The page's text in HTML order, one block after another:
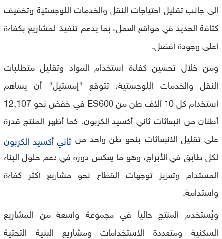
إلى جانب تقليل احتياجات النقل والخدمات اللوجستية وتخفيف
كثافة الحديد في مواقع العمل، بما يدعم تنفيذ المشاريع بكفاءة
أعلى وجودة أفضل.
ومن خلال تحسين كفاءة استخدام المواد وتقليل متطلبات
النقل والخدمات اللوجستية، تتوقع "إمستيل" أن يساهم
استخدام كل 10 آلاف طن من ES600 في خفض نحو 12,107
أطنان من انبعاثات ثاني أكسيد الكربون. كما أظهر المنتج قدرة
على تقليل الانبعاثات بنحو طن واحد من ثاني أكسيد الكربون
لكل طابق في الأبراج، وهو ما يعكس دوره في دعم حلول البناء
المستدام وتعزيز توجهات القطاع نحو مشاريع أكثر كفاءة
واستدامة.
ويُستخدم المنتج حالياً في مجموعة واسعة من المشاريع
السكنية ومتعددة الاستخدامات ومشاريع البنية التحتية